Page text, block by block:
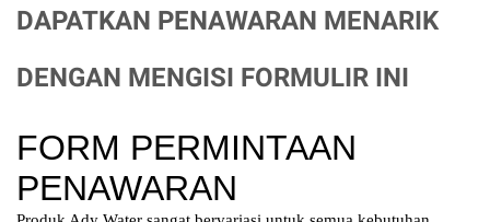
DAPATKAN PENAWARAN MENARIK
DENGAN MENGISI FORMULIR INI